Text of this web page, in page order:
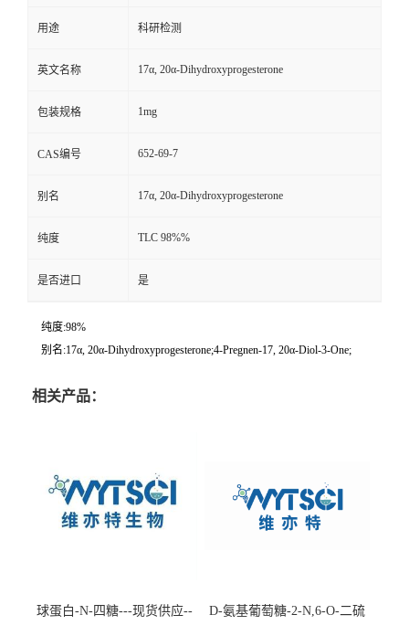
用途 科研检测
英文名称 17α, 20α-Dihydroxyprogesterone
包装规格 1mg
CAS编号 652-69-7
别名 17α, 20α-Dihydroxyprogesterone
纯度 TLC 98%%
是否进口 是
纯度:98%
别名:17α, 20α-Dihydroxyprogesterone;4-Pregnen-17, 20α-Diol-3-One;
相关产品：
球蛋白-N-四糖---现货供应--
D-氨基葡萄糖-2-N,6-O-二硫